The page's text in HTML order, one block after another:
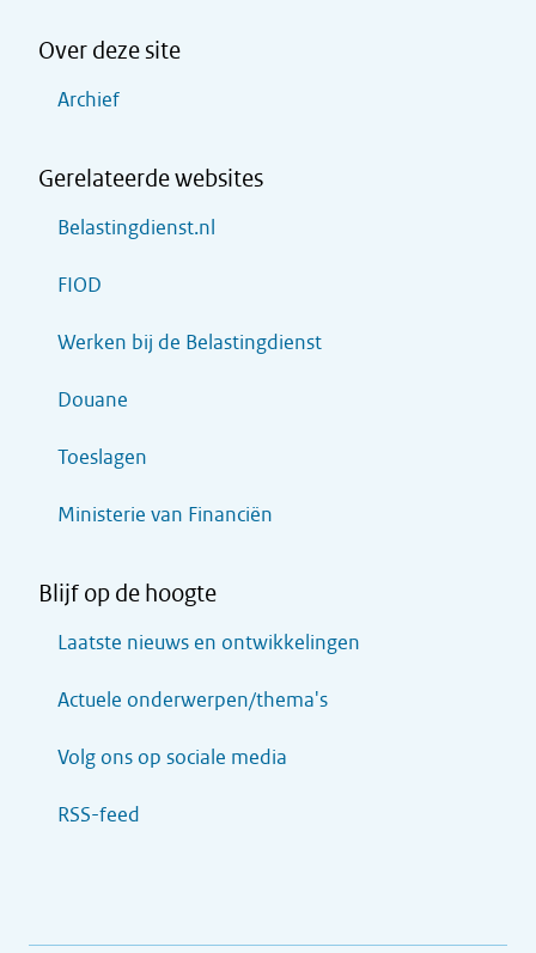
Over deze site
Archief
Gerelateerde websites
Belastingdienst.nl
FIOD
Werken bij de Belastingdienst
Douane
Toeslagen
Ministerie van Financiën
Blijf op de hoogte
Laatste nieuws en ontwikkelingen
Actuele onderwerpen/thema's
Volg ons op sociale media
RSS-feed